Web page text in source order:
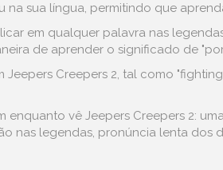
sua língua, permitindo que
em qualquer palavra nas
de aprender o significado de
Creepers 2, tal como
vê Jeepers Creepers 2:
nas legendas, pronúncia lenta dos